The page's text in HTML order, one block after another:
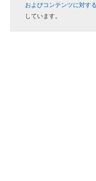
およびコンテンツに対す
しています。